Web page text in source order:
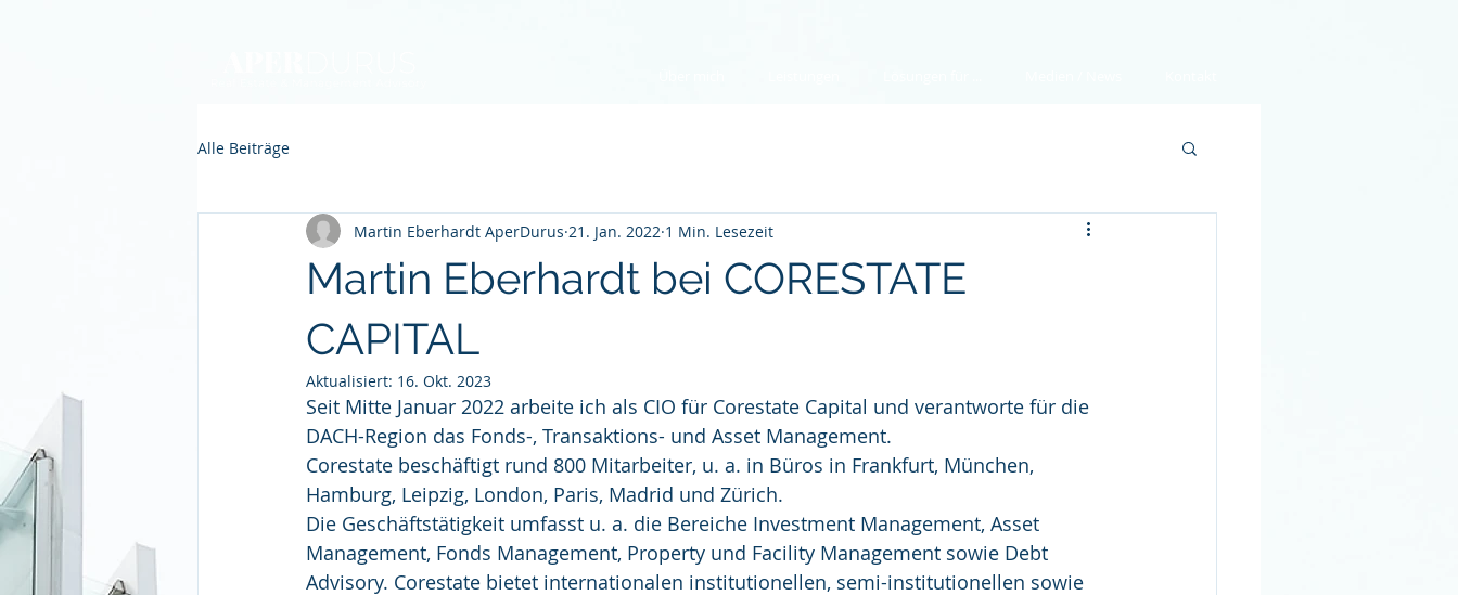
Alle Beiträge
Martin Eberhardt bei CORESTATE
CAPITAL
Martin Eberhardt AperDurus 21. Jan. 2022 1 Min. Lesezeit
Aktualisiert: 16. Okt. 2023
Seit Mitte Januar 2022 arbeite ich als CIO für Corestate Capital und verantworte für die
DACH-Region das Fonds-, Transaktions- und Asset Management.
Corestate beschäftigt rund 800 Mitarbeiter, u. a. in Büros in Frankfurt, München,
Hamburg, Leipzig, London, Paris, Madrid und Zürich.
Die Geschäftstätigkeit umfasst u. a. die Bereiche Investment Management, Asset
Management, Fonds Management, Property und Facility Management sowie Debt
Advisory. Corestate bietet internationalen institutionellen, semi-institutionellen sowie